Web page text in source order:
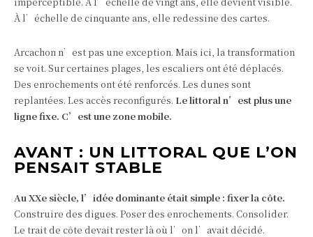
À l’échelle de cinquante ans, elle redessine des cartes.
Arcachon n’est pas une exception. Mais ici, la transformation
se voit. Sur certaines plages, les escaliers ont été déplacés.
Des enrochements ont été renforcés. Les dunes sont
replantées. Les accès reconfigurés. Le littoral n’est plus une
ligne fixe. C’est une zone mobile.
AVANT : UN LITTORAL QUE L’ON
PENSAIT STABLE
Au XXe siècle, l’idée dominante était simple : fixer la côte.
Construire des digues. Poser des enrochements. Consolider.
Le trait de côte devait rester là où l’on l’avait décidé.